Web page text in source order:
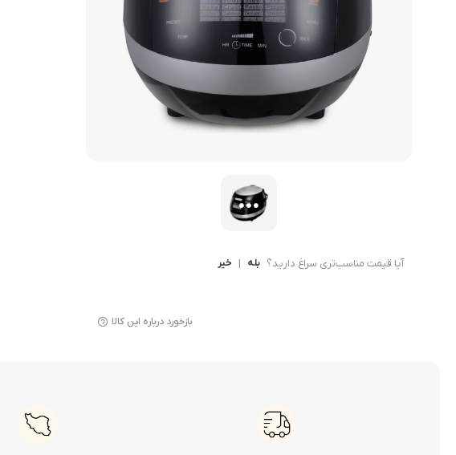
آیا قیمت مناسب‌تری سراغ دارید؟ بله | خیر
بازخورد درباره این کالا